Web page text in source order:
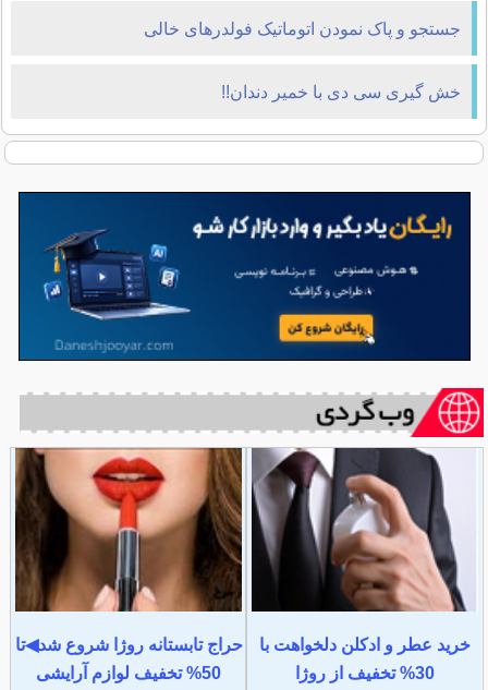
جستجو و پاک نمودن اتوماتیک فولدرهای خالی
خش گیری سی دی با خمیر دندان!!
خرید عطر و ادکلن دلخواهت با
30% تخفیف از روژا
حراج تابستانه روژا شروع شد◀تا
50% تخفیف لوازم آرایشی